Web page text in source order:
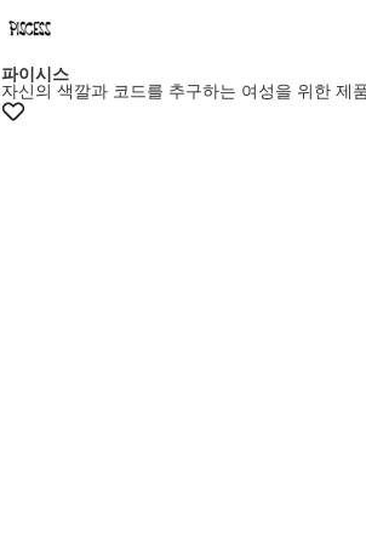
파이시스
자신의 색깔과 코드를 추구하는 여성을 위한 제